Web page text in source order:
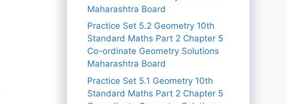
Maharashtra Board
Practice Set 5.2 Geometry 10th
Standard Maths Part 2 Chapter 5
Co-ordinate Geometry Solutions
Maharashtra Board
Practice Set 5.1 Geometry 10th
Standard Maths Part 2 Chapter 5